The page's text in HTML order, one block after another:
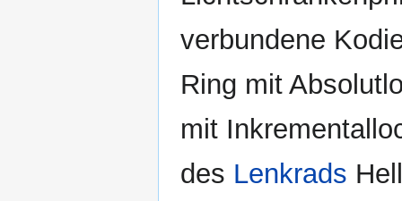
verbundene
Ring mit
mit
des Lenkrads